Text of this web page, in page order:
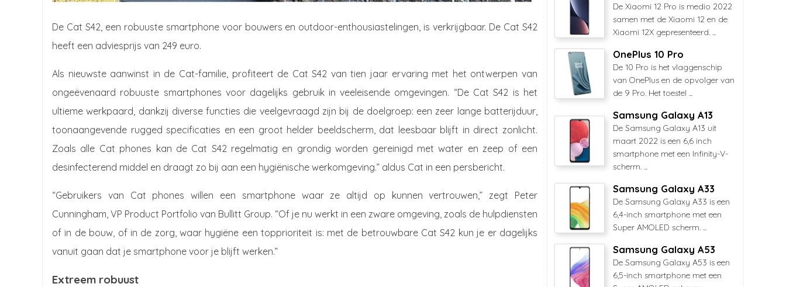
De Cat S42, een robuuste smartphone voor bouwers en outdoor-enthousiastelingen, is verkrijgbaar. De Cat S42
heeft een adviesprijs van 249 euro.
Als nieuwste aanwinst in de Cat-familie, profiteert de Cat S42 van tien jaar ervaring met het ontwerpen van
ongeëvenaard robuuste smartphones voor dagelijks gebruik in veeleisende omgevingen. “De Cat S42 is het
ultieme werkpaard, dankzij diverse functies die veelgevraagd zijn bij de doelgroep: een zeer lange batterijduur,
toonaangevende rugged specificaties en een groot helder beeldscherm, dat leesbaar blijft in direct zonlicht.
Zoals alle Cat phones kan de Cat S42 regelmatig en grondig worden gereinigd met water en zeep of een
desinfecterend middel en draagt zo bij aan een hygiënische werkomgeving.” aldus Cat in een persbericht.
“Gebruikers van Cat phones willen een smartphone waar ze altijd op kunnen vertrouwen,” zegt Peter
Cunningham, VP Product Portfolio van Bullitt Group. “Of je nu werkt in een zware omgeving, zoals de hulpdiensten
of in de bouw, of in de zorg, waar hygiëne een topprioriteit is: met de betrouwbare Cat S42 kun je er dagelijks
vanuit gaan dat je smartphone voor je blijft werken.”
Extreem robuust
De Xiaomi 12 Pro is medio 2022
samen met de Xiaomi 12 en de
Xiaomi 12X gepresenteerd. ...
OnePlus 10 Pro
De 10 Pro is het vlaggenschip
van OnePlus en de opvolger van
de 9 Pro. Het toestel ...
Samsung Galaxy A13
De Samsung Galaxy A13 uit
maart 2022 is een 6,6 inch
smartphone met een Infinity-V-
scherm. ...
Samsung Galaxy A33
De Samsung Galaxy A33 is een
6,4-inch smartphone met een
Super AMOLED scherm. ...
Samsung Galaxy A53
De Samsung Galaxy A53 is een
6,5-inch smartphone met een